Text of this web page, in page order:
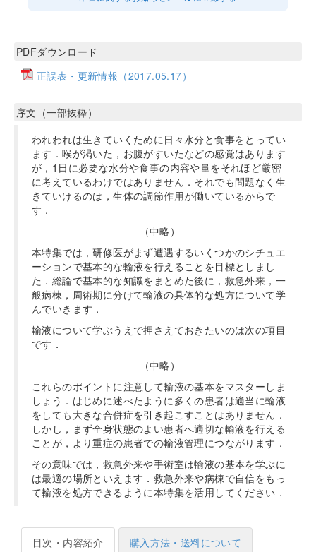
PDFダウンロード
正誤表・更新情報（2017.05.17）
序文（一部抜粋）
われわれは生きていくために日々水分と食事をとってい
ます．喉が渇いた，お腹がすいたなどの感覚はあります
が，1日に必要な水分や食事の内容や量をそれほど厳密
に考えているわけではありません．それでも問題なく生
きていけるのは，生体の調節作用が働いているからで
す．
（中略）
本特集では，研修医がまず遭遇するいくつかのシチュエ
ーションで基本的な輸液を行えることを目標としまし
た．総論で基本的な知識をまとめた後に，救急外来，一
般病棟，周術期に分けて輸液の具体的な処方について学
んでいきます．
輸液について学ぶうえで押さえておきたいのは次の項目
です．
（中略）
これらのポイントに注意して輸液の基本をマスターしま
しょう．はじめに述べたように多くの患者は適当に輸液
をしても大きな合併症を引き起こすことはありません．
しかし，まず全身状態のよい患者へ適切な輸液を行える
ことが，より重症の患者での輸液管理につながります．
その意味では，救急外来や手術室は輸液の基本を学ぶに
は最適の場所といえます．救急外来や病棟で自信をもっ
て輸液を処方できるように本特集を活用してください．
目次・内容紹介 購入方法・送料について